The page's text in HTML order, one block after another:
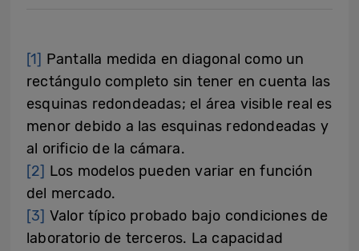
[1] Pantalla medida en diagonal como un
rectángulo completo sin tener en cuenta las
esquinas redondeadas; el área visible real es
menor debido a las esquinas redondeadas y
al orificio de la cámara.
[2] Los modelos pueden variar en función
del mercado.
[3] Valor típico probado bajo condiciones de
laboratorio de terceros. La capacidad